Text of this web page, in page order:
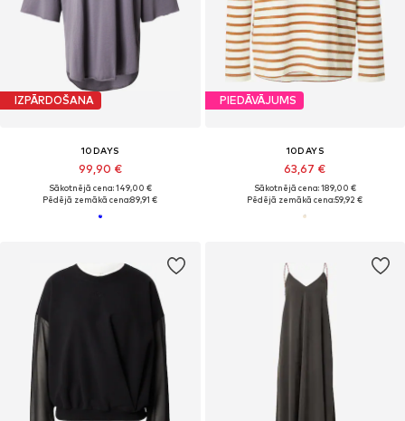
IZPĀRDOŠANA
10DAYS
99,90 €
Sākotnējā cena: 149,00 €
Pēdējā zemākā cena:89,91 €
PIEDĀVĀJUMS
10DAYS
63,67 €
Sākotnējā cena: 189,00 €
Pēdējā zemākā cena:59,92 €